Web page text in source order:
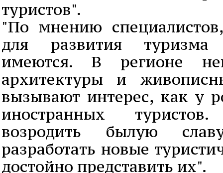
туристов".
"По мнению
для развития
имеются. В регионе
архитектуры и
вызывают интерес, как у
иностранных
возродить былую
разработать новые
достойно представить их".